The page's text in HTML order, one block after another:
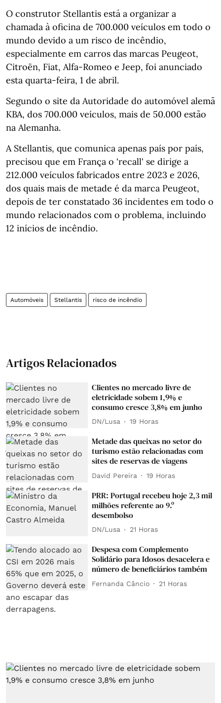
O construtor Stellantis está a organizar a
chamada à oficina de 700.000 veículos em todo o
mundo devido a um risco de incêndio,
especialmente em carros das marcas Peugeot,
Citroën, Fiat, Alfa-Romeo e Jeep, foi anunciado
esta quarta-feira, 1 de abril.
Segundo o site da Autoridade do automóvel alemã
KBA, dos 700.000 veículos, mais de 50.000 estão
na Alemanha.
A Stellantis, que comunica apenas país por país,
precisou que em França o 'recall' se dirige a
212.000 veículos fabricados entre 2023 e 2026,
dos quais mais de metade é da marca Peugeot,
depois de ter constatado 36 incidentes em todo o
mundo relacionados com o problema, incluindo
12 inícios de incêndio.
Automóveis Stellantis risco de incêndio
Artigos Relacionados
Clientes no mercado livre de
eletricidade sobem 1,9% e
consumo cresce 3,8% em junho
DN/Lusa 19 Horas
Metade das queixas no setor do
turismo estão relacionadas com
sites de reservas de viagens
David Pereira 19 Horas
PRR: Portugal recebeu hoje 2,3 mil
milhões referente ao 9.º
desembolso
DN/Lusa 21 Horas
Despesa com Complemento
Solidário para Idosos desacelera e
número de beneficiários também
Fernanda Câncio 21 Horas